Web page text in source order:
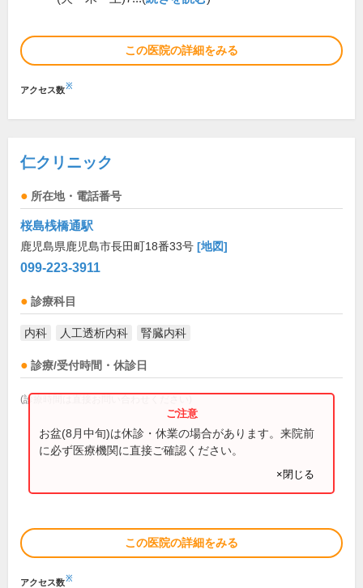
この医院の詳細をみる
アクセス数※
仁クリニック
所在地・電話番号
桜島桟橋通駅
鹿児島県鹿児島市長田町18番33号 [地図]
099-223-3911
診療科目
内科 人工透析内科 腎臓内科
診療/受付時間・休診日
(診療時間は直接お問い合わせください)
お盆(8月中旬)は休診・休業の場合があります。来院前
に必ず医療機関に直接ご確認ください。
×閉じる
この医院の詳細をみる
アクセス数※